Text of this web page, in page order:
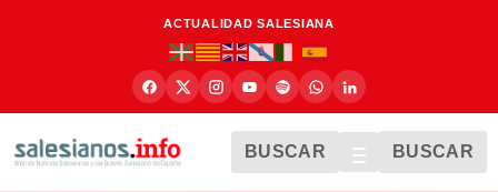
ACTUALIDAD SALESIANA
BUSCAR BUSCAR